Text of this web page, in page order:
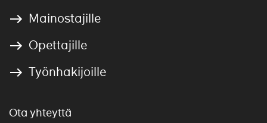
Mainostajille
Opettajille
Työnhakijoille
Ota yhteyttä